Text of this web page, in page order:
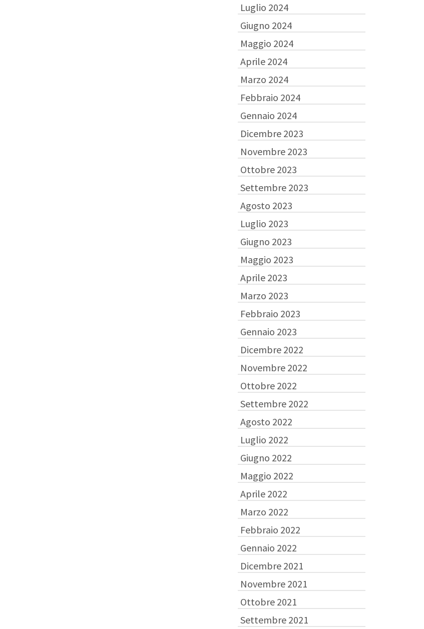
Luglio 2024
Giugno 2024
Maggio 2024
Aprile 2024
Marzo 2024
Febbraio 2024
Gennaio 2024
Dicembre 2023
Novembre 2023
Ottobre 2023
Settembre 2023
Agosto 2023
Luglio 2023
Giugno 2023
Maggio 2023
Aprile 2023
Marzo 2023
Febbraio 2023
Gennaio 2023
Dicembre 2022
Novembre 2022
Ottobre 2022
Settembre 2022
Agosto 2022
Luglio 2022
Giugno 2022
Maggio 2022
Aprile 2022
Marzo 2022
Febbraio 2022
Gennaio 2022
Dicembre 2021
Novembre 2021
Ottobre 2021
Settembre 2021